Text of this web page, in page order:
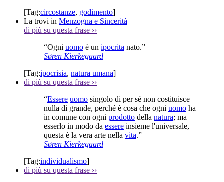
[Tag:circostanze, godimento]
La trovi in Menzogna e Sincerità
di più su questa frase ››
“Ogni uomo è un ipocrita nato.”
Søren Kierkegaard
[Tag:ipocrisia, natura umana]
di più su questa frase ››
“Essere uomo singolo di per sé non costituisce
nulla di grande, perché è cosa che ogni uomo ha
in comune con ogni prodotto della natura; ma
esserlo in modo da essere insieme l'universale,
questa è la vera arte nella vita.”
Søren Kierkegaard
[Tag:individualismo]
di più su questa frase ››